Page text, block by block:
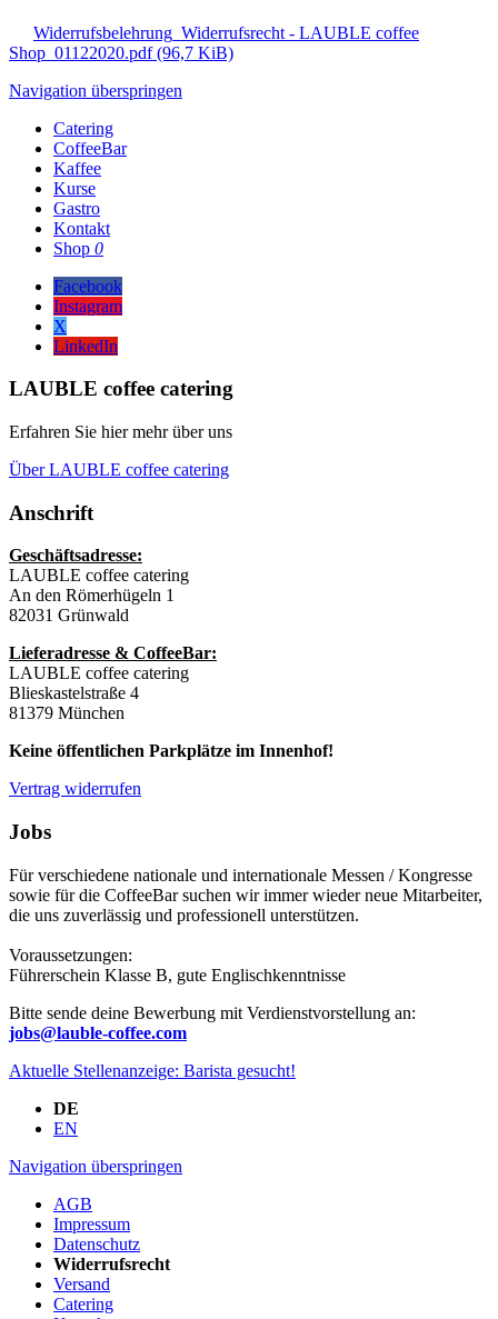
Widerrufsbelehrung_Widerrufsrecht - LAUBLE coffee
Shop_01122020.pdf(96,7 KiB)
Navigation überspringen
Catering
CoffeeBar
Kaffee
Kurse
Gastro
Kontakt
Shop 0
Facebook
Instagram
X
LinkedIn
LAUBLE coffee catering
Erfahren Sie hier mehr über uns
Über LAUBLE coffee catering
Anschrift
Geschäftsadresse:
LAUBLE coffee catering
An den Römerhügeln 1
82031 Grünwald
Lieferadresse & CoffeeBar:
LAUBLE coffee catering
Blieskastelstraße 4
81379 München
Keine öffentlichen Parkplätze im Innenhof!
Vertrag widerrufen
Jobs
Für verschiedene nationale und internationale Messen / Kongresse
sowie für die CoffeeBar suchen wir immer wieder neue Mitarbeiter,
die uns zuverlässig und professionell unterstützen.
Voraussetzungen:
Führerschein Klasse B, gute Englischkenntnisse
Bitte sende deine Bewerbung mit Verdienstvorstellung an:
jobs@lauble-coffee.com
Aktuelle Stellenanzeige: Barista gesucht!
DE
EN
Navigation überspringen
AGB
Impressum
Datenschutz
Widerrufsrecht
Versand
Catering